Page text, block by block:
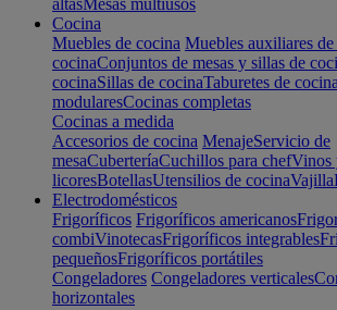
altasMesas multiusos
Cocina
Muebles de cocina Muebles auxiliares de
cocinaConjuntos de mesas y sillas de
cocinaSillas de cocinaTaburetes de cocina
modularesCocinas completas
Cocinas a medida
Accesorios de cocina MenajeServicio de
mesaCuberteríaCuchillos para chefVinos
licoresBotellasUtensilios de cocinaVajilla
Electrodomésticos
Frigoríficos Frigoríficos americanos
combiVinotecasFrigoríficos integrables
pequeñosFrigoríficos portátiles
Congeladores Congeladores verticales
horizontales